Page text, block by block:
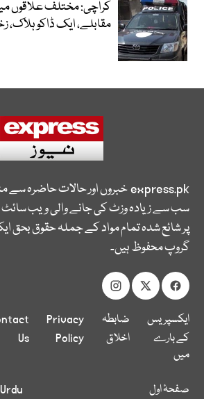
مقابلے، ایک ڈاکو ہلاک،
express.pkخبروں اور حالات حاضرہ سے
سب سے زیادہ وزٹ کی جانے والی ویب
پر شائع شدہ تمام مواد کے جملہ حقوق بحق
گروپ محفوظ ہیں۔
ایکسپریس
کے بارے
میں
ضابطہ
اخلاق
Privacy
Policy
Us
صفحۂ اول